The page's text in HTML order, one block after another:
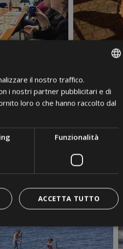
GERMAN
il nostro traffico.
i nostri partner pubblicitari e di
loro o che hanno raccolto dal
Funzionalità
ACCETTA TUTTO